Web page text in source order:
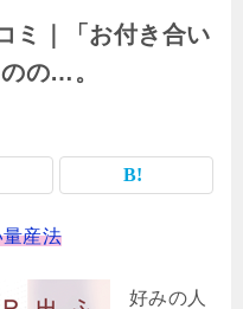
ミ｜「お付き合い
の…。
産法
好みの人